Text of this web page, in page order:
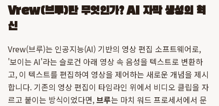
Vrew(브루)란 무엇인가? AI 자막 생성의 혁
신
Vrew(브루)는 인공지능(AI) 기반의 영상 편집 소프트웨어로,
'보이는 AI'라는 슬로건 아래 영상 속 음성을 텍스트로 변환하
고, 이 텍스트를 편집하여 영상을 제어하는 새로운 개념을 제시
합니다. 기존의 영상 편집이 타임라인 위에서 비디오 클립을 자
르고 붙이는 방식이었다면,브루는 마치 워드 프로세서에서 문